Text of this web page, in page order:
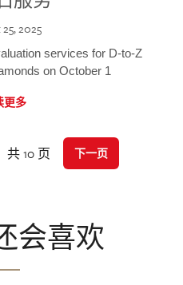
2025
services for D-to-Z
on October 1
更多
共 10 页 下一页
会喜欢